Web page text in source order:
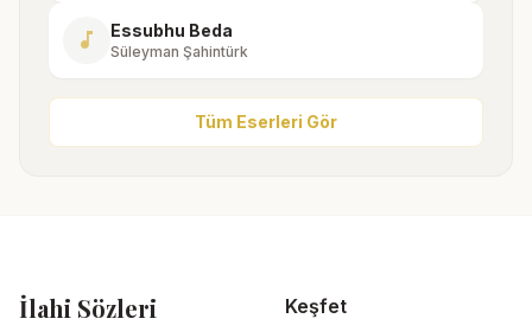
music_note Essubhu Beda
Süleyman Şahintürk
Tüm Eserleri Gör
İlahi Sözleri Keşfet